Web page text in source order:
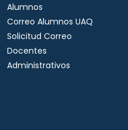
Alumnos
Correo Alumnos UAQ
Solicitud Correo
Docentes
Administrativos